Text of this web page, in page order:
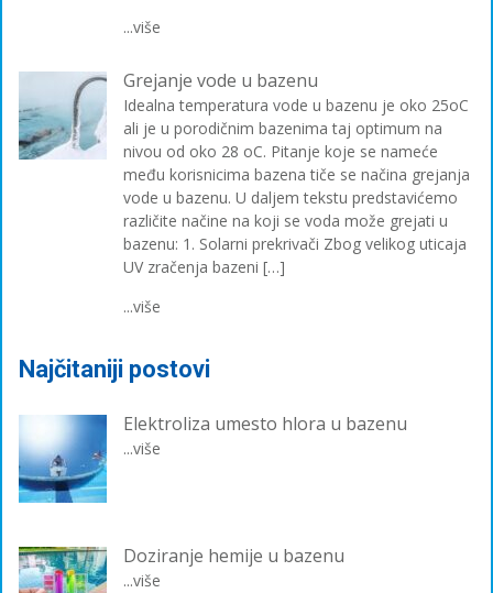
...više
Grejanje vode u bazenu
Idealna temperatura vode u bazenu je oko 25oC
ali je u porodičnim bazenima taj optimum na
nivou od oko 28 oC. Pitanje koje se nameće
među korisnicima bazena tiče se načina grejanja
vode u bazenu. U daljem tekstu predstavićemo
različite načine na koji se voda može grejati u
bazenu: 1. Solarni prekrivači Zbog velikog uticaja
UV zračenja bazeni […]
...više
Najčitaniji postovi
Elektroliza umesto hlora u bazenu
...više
Doziranje hemije u bazenu
...više